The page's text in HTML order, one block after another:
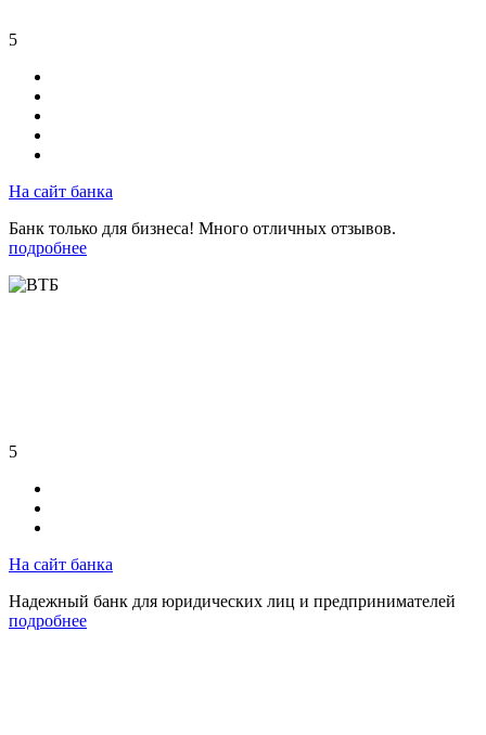
5
На сайт банка
Банк только для бизнеса! Много отличных отзывов.
подробнее
5
На сайт банка
Надежный банк для юридических лиц и предпринимателей
подробнее